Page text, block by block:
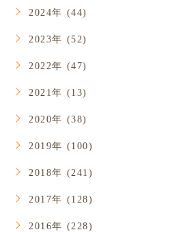
2024年 (44)
2023年 (52)
2022年 (47)
2021年 (13)
2020年 (38)
2019年 (100)
2018年 (241)
2017年 (128)
2016年 (228)